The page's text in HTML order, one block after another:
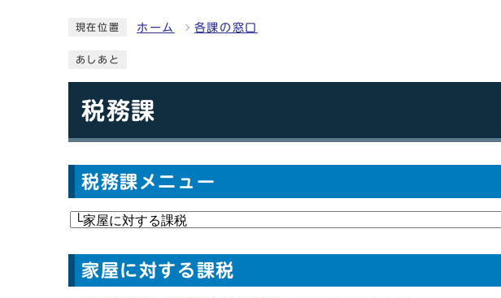
現在位置 ホーム 各課の窓口
あしあと
税務課
税務課メニュー
家屋に対する課税